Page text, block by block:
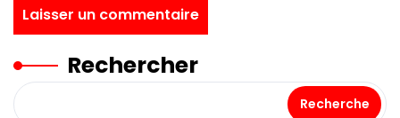
Rechercher
Recherche